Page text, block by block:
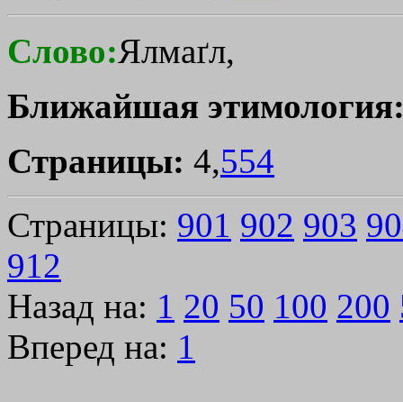
Слово:Ялмаґл,
Ближайшая
Страницы: 4,554
Страницы: 901 902 903
912
Назад на: 1 20 50 100 200
Вперед на: 1